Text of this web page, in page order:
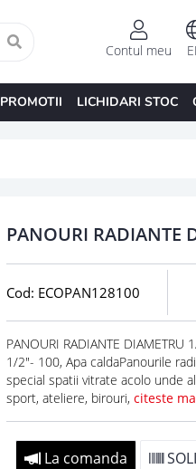
Contul meu
PROMOTII LICHIDARI STOC
PANOURI RADIANTE
Cod: ECOPAN128100
PANOURI RADIANTE
1/2"- 100, Apa caldaPanourile
special spatii vitrate acolo unde
sport, ateliere, birouri, citeste
La comanda